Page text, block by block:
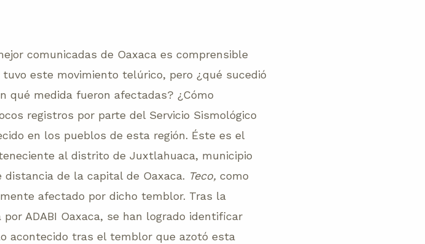
comunicadas de Oaxaca es comprensible
este movimiento telúrico, pero ¿qué sucedió
qué medida fueron afectadas? ¿Cómo
registros por parte del Servicio Sismológico
en los pueblos de esta región. Éste es el
al distrito de Juxtlahuaca, municipio
de la capital de Oaxaca. Teco,como
afectado por dicho temblor. Tras la
ADABI Oaxaca, se han logrado identificar
acontecido tras el temblor que azotó esta